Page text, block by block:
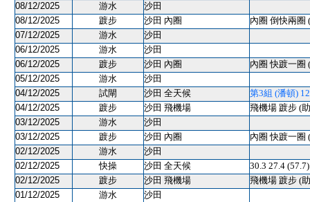
08/12/2025
游水
沙田
08/12/2025
踱步 沙田 內圈
內圈 倒快兩圈
07/12/2025
游水
沙田
06/12/2025
游水
沙田
06/12/2025
踱步 沙田 內圈
內圈 快踱一圈
05/12/2025
游水
沙田
04/12/2025
試閘 沙田 全天候
第3組 (潘頓)
04/12/2025
踱步 沙田 飛機場
飛機場 踱步 (
03/12/2025
游水
沙田
03/12/2025
踱步 沙田 內圈
內圈 快踱一圈
02/12/2025
游水
沙田
02/12/2025
快操 沙田 全天候
30.3 27.4
02/12/2025
踱步 沙田 飛機場
飛機場 踱步 (
01/12/2025
游水
沙田